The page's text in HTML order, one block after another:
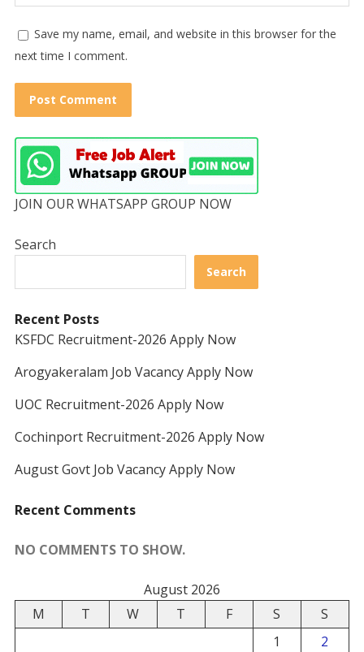
Save my name, email, and website in this browser for the
next time I comment.
JOIN OUR WHATSAPP GROUP NOW
Search
Search
Recent Posts
KSFDC Recruitment-2026 Apply Now
Arogyakeralam Job Vacancy Apply Now
UOC Recruitment-2026 Apply Now
Cochinport Recruitment-2026 Apply Now
August Govt Job Vacancy Apply Now
Recent Comments
NO COMMENTS TO SHOW.
August 2026
M
T W T F S
S
1
2